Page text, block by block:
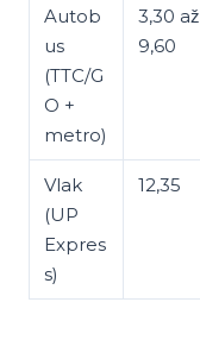
Autob
us
(TTC/G
O +
metro)
3,30 až
9,60
Vlak
(UP
Expres
s)
12,35